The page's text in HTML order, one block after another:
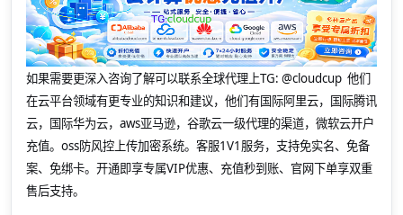
如果需要更深入咨询了解可以联系全球代理上TG: @cloudcup 他们
在云平台领域有更专业的知识和建议，他们有国际阿里云，国际腾讯
云，国际华为云，aws亚马逊，谷歌云一级代理的渠道，微软云开户
充值。oss防风控上传加密系统。客服1V1服务，支持免实名、免备
案、免绑卡。开通即享专属VIP优惠、充值秒到账、官网下单享双重
售后支持。